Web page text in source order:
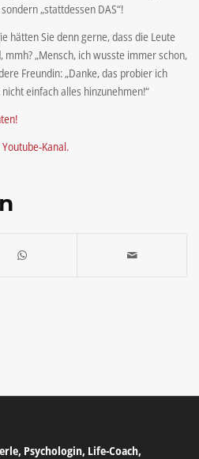
„stattdessen DAS“!
hätten Sie denn gerne, dass die Leute
„Mensch, ich wusste immer schon,
Freundin: „Danke, das probier ich
einfach alles hinzunehmen!“
Kanal.
Psychologin, Life-Coach,